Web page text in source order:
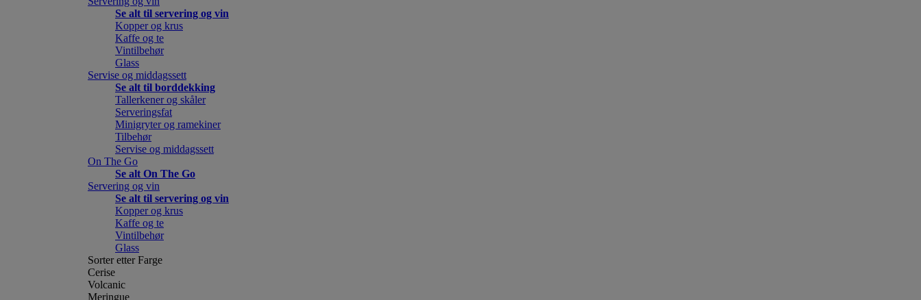
Se alt til servering og vin
Kopper og krus
Kaffe og te
Vintilbehør
Glass
Servise og middagssett
Se alt til borddekking
Tallerkener og skåler
Serveringsfat
Minigryter og ramekiner
Tilbehør
Servise og middagssett
On The Go
Se alt On The Go
Servering og vin
Se alt til servering og vin
Kopper og krus
Kaffe og te
Vintilbehør
Glass
Sorter etter Farge
Cerise
Volcanic
Meringue